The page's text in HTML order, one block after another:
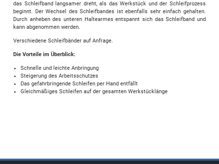
das Schleifband langsamer dreht, als das Werkstück und der Schleifprozess
beginnt. Der Wechsel des Schleifbandes ist ebenfalls sehr einfach gehalten.
Durch anheben des unteren Haltearmes entspannt sich das Schleifband und
kann abgenommen werden.
Verschiedene Schleifbänder auf Anfrage.
Die Vorteile im Überblick:
Schnelle und leichte Anbringung
Steigerung des Arbeitsschutzes
Das gefahrbringende Schleifen per Hand entfällt
Gleichmäßiges Schleifen auf der gesamten Werkstücklänge